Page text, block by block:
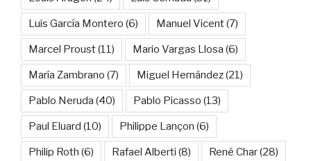
Luis García Montero (6) Manuel Vicent(7)
Marcel Proust(11) Mario Vargas Llosa (6)
María Zambrano (7) Miguel Hernández(21)
Pablo Neruda (40) Pablo Picasso (13)
Paul Eluard (10) Philippe Lançon (6)
Philip Roth (6) Rafael Alberti (8) René Char(28)